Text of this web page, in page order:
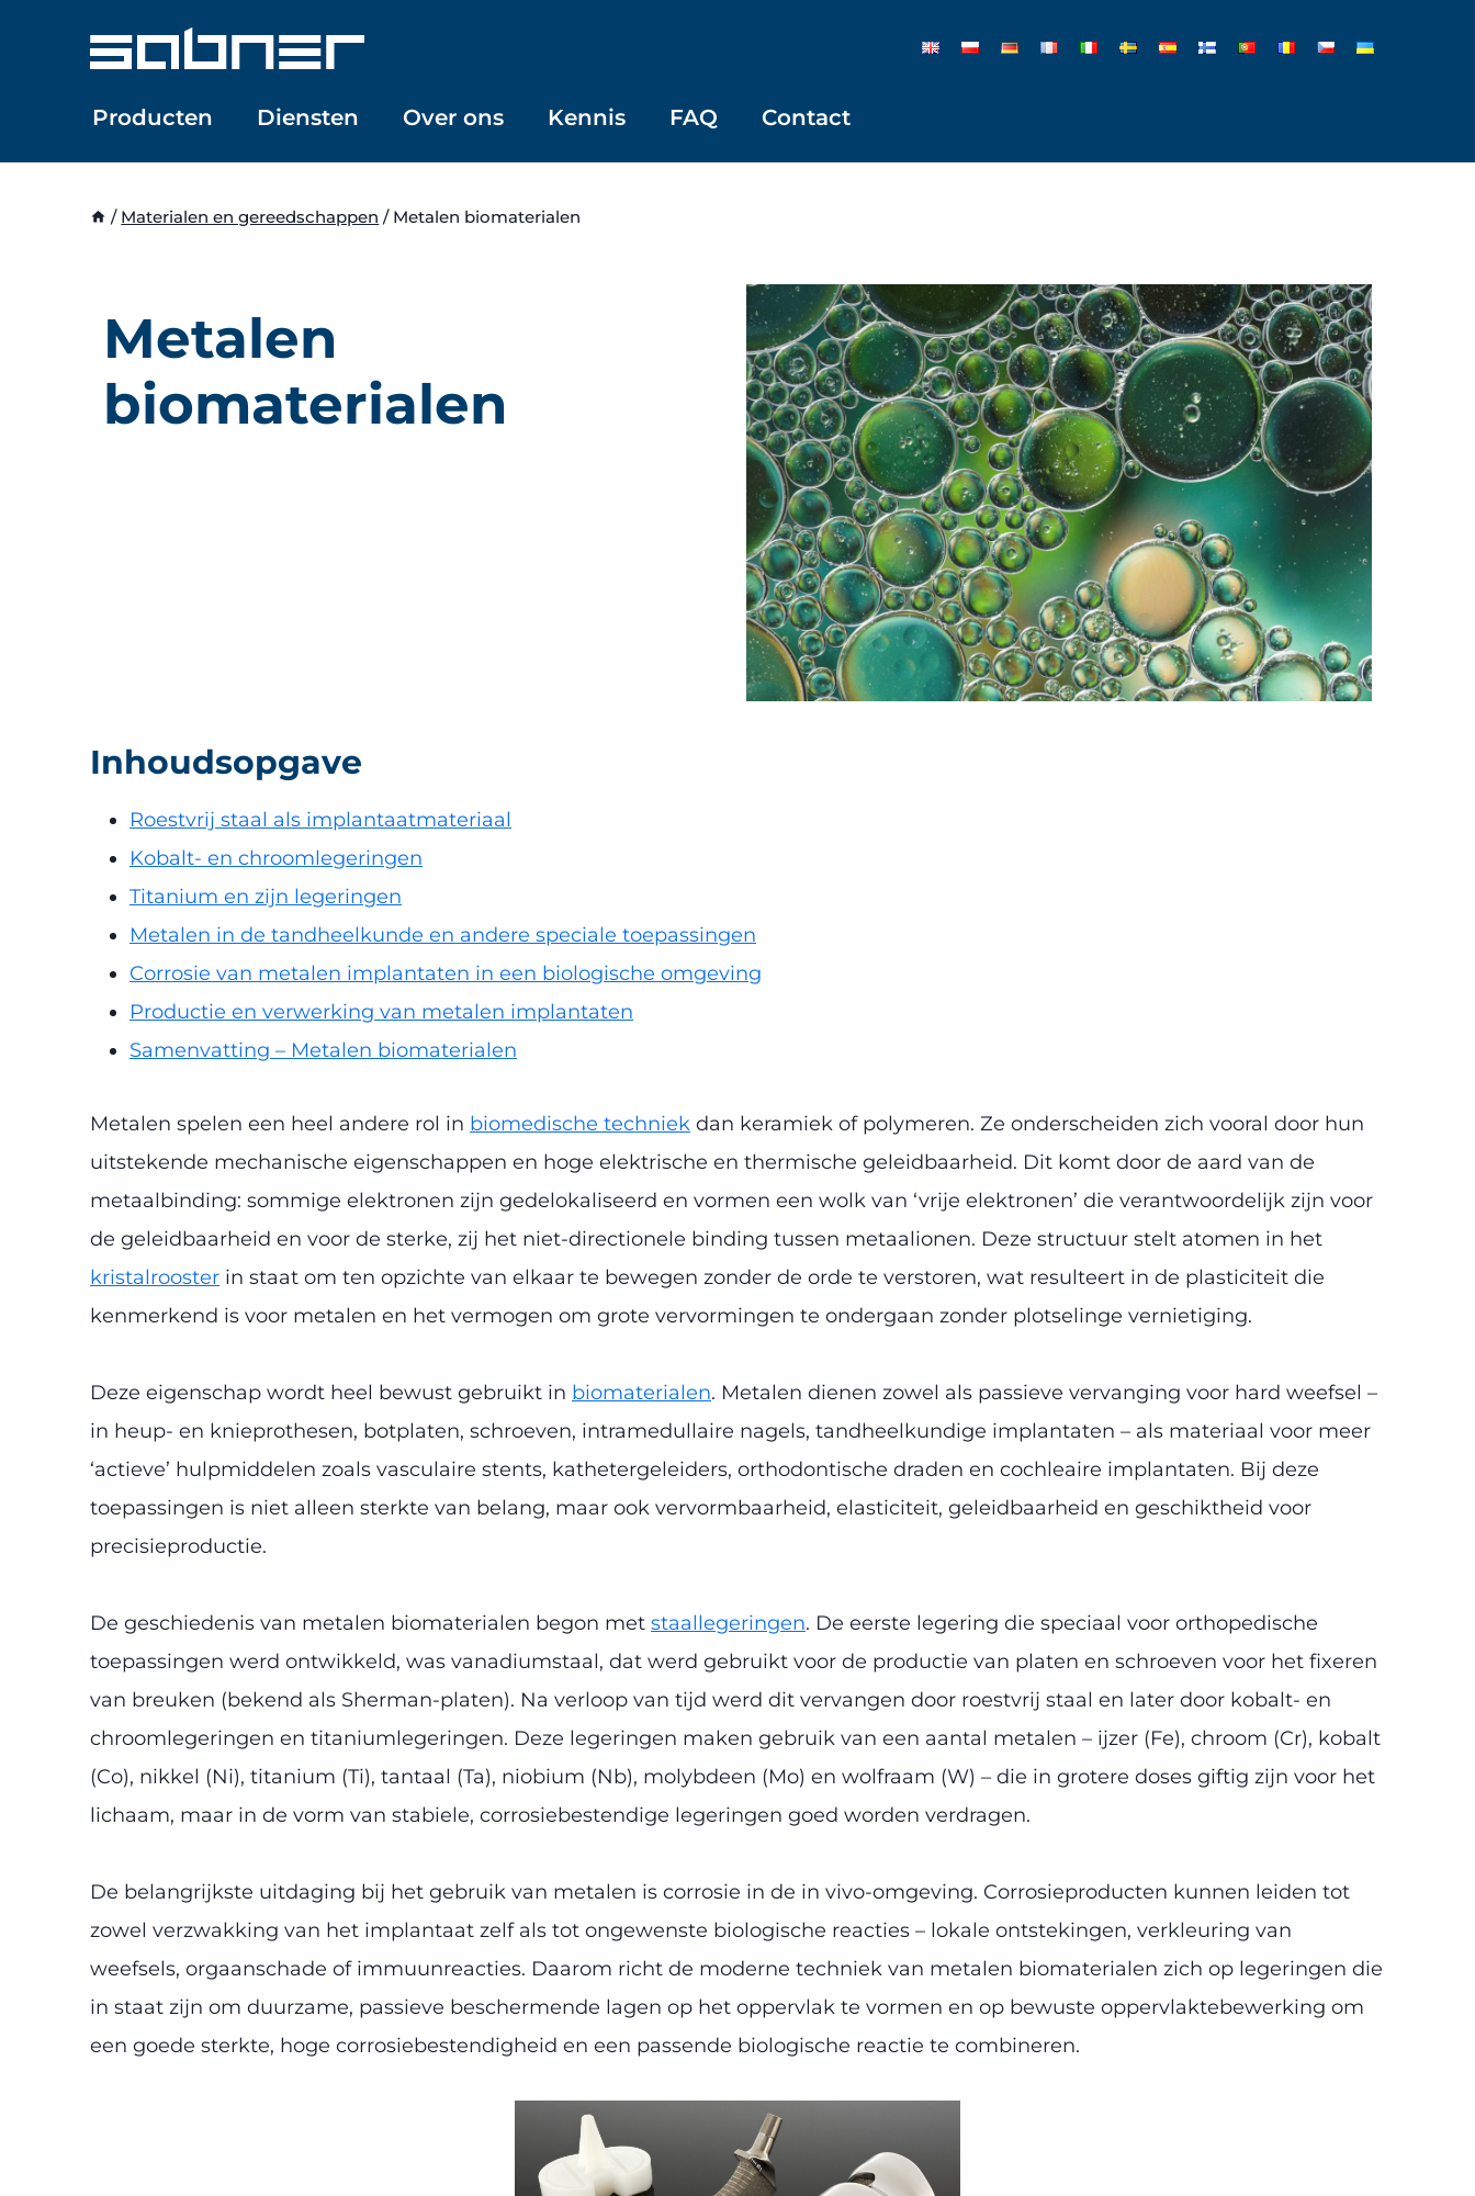
Producten Diensten Over ons Kennis FAQ Contact
/ Materialen en gereedschappen / Metalen biomaterialen
Metalen
biomaterialen
Inhoudsopgave
Roestvrij staal als implantaatmateriaal
Kobalt- en chroomlegeringen
Titanium en zijn legeringen
Metalen in de tandheelkunde en andere speciale toepassingen
Corrosie van metalen implantaten in een biologische omgeving
Productie en verwerking van metalen implantaten
Samenvatting – Metalen biomaterialen
Metalen spelen een heel andere rol in biomedische techniek dan keramiek of polymeren. Ze onderscheiden zich vooral door hun
uitstekende mechanische eigenschappen en hoge elektrische en thermische geleidbaarheid. Dit komt door de aard van de
metaalbinding: sommige elektronen zijn gedelokaliseerd en vormen een wolk van ‘vrije elektronen’ die verantwoordelijk zijn voor
de geleidbaarheid en voor de sterke, zij het niet-directionele binding tussen metaalionen. Deze structuur stelt atomen in het
kristalrooster in staat om ten opzichte van elkaar te bewegen zonder de orde te verstoren, wat resulteert in de plasticiteit die
kenmerkend is voor metalen en het vermogen om grote vervormingen te ondergaan zonder plotselinge vernietiging.
Deze eigenschap wordt heel bewust gebruikt in biomaterialen. Metalen dienen zowel als passieve vervanging voor hard weefsel –
in heup- en knieprothesen, botplaten, schroeven, intramedullaire nagels, tandheelkundige implantaten – als materiaal voor meer
‘actieve’ hulpmiddelen zoals vasculaire stents, kathetergeleiders, orthodontische draden en cochleaire implantaten. Bij deze
toepassingen is niet alleen sterkte van belang, maar ook vervormbaarheid, elasticiteit, geleidbaarheid en geschiktheid voor
precisieproductie.
De geschiedenis van metalen biomaterialen begon met staallegeringen. De eerste legering die speciaal voor orthopedische
toepassingen werd ontwikkeld, was vanadiumstaal, dat werd gebruikt voor de productie van platen en schroeven voor het fixeren
van breuken (bekend als Sherman-platen). Na verloop van tijd werd dit vervangen door roestvrij staal en later door kobalt- en
chroomlegeringen en titaniumlegeringen. Deze legeringen maken gebruik van een aantal metalen – ijzer (Fe), chroom (Cr), kobalt
(Co), nikkel (Ni), titanium (Ti), tantaal (Ta), niobium (Nb), molybdeen (Mo) en wolfraam (W) – die in grotere doses giftig zijn voor het
lichaam, maar in de vorm van stabiele, corrosiebestendige legeringen goed worden verdragen.
De belangrijkste uitdaging bij het gebruik van metalen is corrosie in de in vivo-omgeving. Corrosieproducten kunnen leiden tot
zowel verzwakking van het implantaat zelf als tot ongewenste biologische reacties – lokale ontstekingen, verkleuring van
weefsels, orgaanschade of immuunreacties. Daarom richt de moderne techniek van metalen biomaterialen zich op legeringen die
in staat zijn om duurzame, passieve beschermende lagen op het oppervlak te vormen en op bewuste oppervlaktebewerking om
een goede sterkte, hoge corrosiebestendigheid en een passende biologische reactie te combineren.